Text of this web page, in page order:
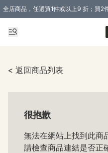
全店商品，任選買1件或以上9 折；買
購買 3 件商品或以上即享免運費優惠！
< 返回商品列表
很抱歉
無法在網站上找到此商
請檢查商品連結是否正